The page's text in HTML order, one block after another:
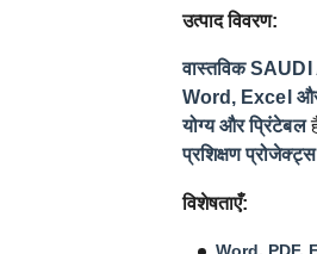
उत्पाद विवरण:
वास्तविक
Word, Excel और
योग्य और प्रिंटेबल
प्रशिक्षण प्रोजेक्ट्स
विशेषताएँ: